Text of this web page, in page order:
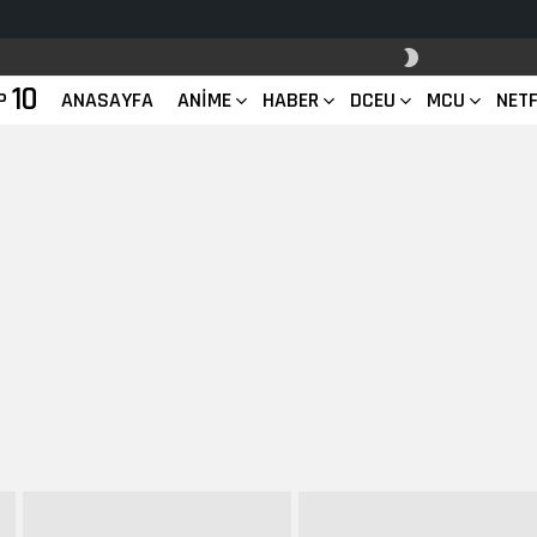
ANAHTARI
10 ANASAYFA ANIME HABER DCEU MCU